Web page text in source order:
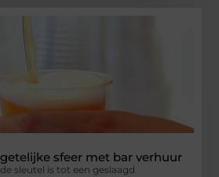
sfeer met bar verhuur
sleutel is tot een geslaagd